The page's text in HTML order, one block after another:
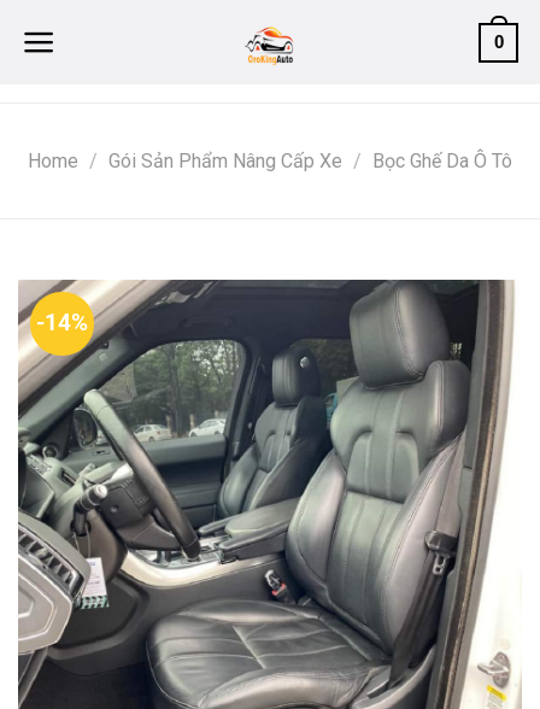
0
Home / Gói Sản Phẩm Nâng Cấp Xe / Bọc Ghế Da Ô Tô
-14%